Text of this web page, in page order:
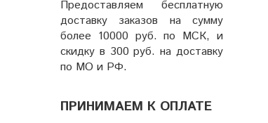
Предоставляем бесплатную
доставку заказов на сумму
более 10000 руб. по МСК, и
скидку в 300 руб. на доставку
по МО и РФ.
ПРИНИМАЕМ К ОПЛАТЕ